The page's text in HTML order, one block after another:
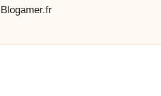
Blogamer.fr